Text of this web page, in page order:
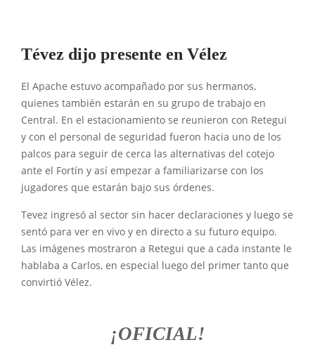
Tévez dijo presente en Vélez
El Apache estuvo acompañado por sus hermanos,
quienes también estarán en su grupo de trabajo en
Central. En el estacionamiento se reunieron con Retegui
y con el personal de seguridad fueron hacia uno de los
palcos para seguir de cerca las alternativas del cotejo
ante el Fortín y así empezar a familiarizarse con los
jugadores que estarán bajo sus órdenes.
Tevez ingresó al sector sin hacer declaraciones y luego se
sentó para ver en vivo y en directo a su futuro equipo.
Las imágenes mostraron a Retegui que a cada instante le
hablaba a Carlos, en especial luego del primer tanto que
convirtió Vélez.
¡OFICIAL!